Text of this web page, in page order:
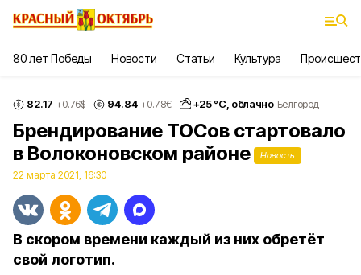
80 лет Победы Новости Статьи Культура
82.17 +0.76$ 94.84 +0.78€ +25°С, облачно Белгород
Брендирование ТОСов стартовало
в Волоконовском районе
Новость
22 марта 2021, 16:30
В скором времени каждый из них обретёт
свой логотип.